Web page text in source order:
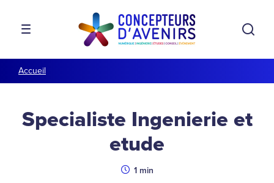
Aller au contenu
Aller à la navigation
MENU
Accueil
Specialiste Ingenierie et
etude
Durée
1 min